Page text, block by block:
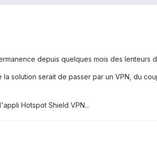
depuis quelques mois des lenteurs
solution serait de passer par un VPN, du
Hotspot Shield VPN...